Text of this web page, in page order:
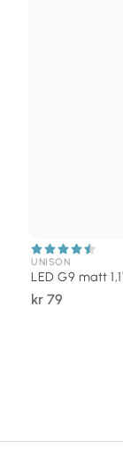
UNISON
LED G9 matt
kr 79